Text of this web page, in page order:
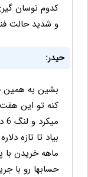
کدوم نوسان
و شدید حالت
حیدر:
بشین به همین
ماهه خریدن با
حسابها رو با